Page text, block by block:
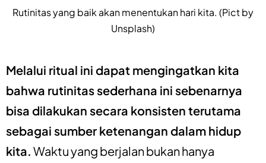
Rutinitas yang baik akan menentukan hari kita. (Pict by
Unsplash)
Melalui ritual ini dapat mengingatkan kita
bahwa rutinitas sederhana ini sebenarnya
bisa dilakukan secara konsisten terutama
sebagai sumber ketenangan dalam hidup
kita. Waktu yang berjalan bukan hanya